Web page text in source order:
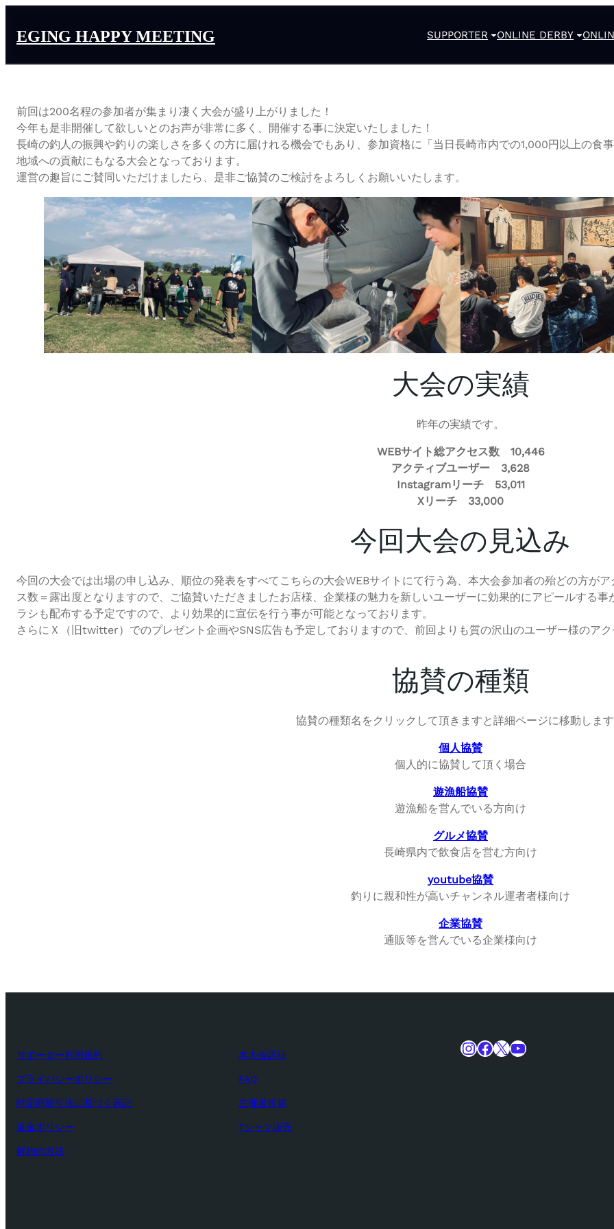
EGING HAPPY MEETING SUPPORTER ONLINE DERBY
前回は200名程の参加者が集まり凄く大会が盛り上がりました！
今年も是非開催して欲しいとのお声が非常に多く、開催する事に決定いたしました！
長崎の釣人の振興や釣りの楽しさを多くの方に届けれる機会でもあり、参加資格に「当日長崎市内での1,000円以上の食
地域への貢献にもなる大会となっております。
運営の趣旨にご賛同いただけましたら、是非ご協賛のご検討をよろしくお願いいたします。
大会の実績
昨年の実績です。
WEBサイト総アクセス数 10,446
アクティブユーザー 3,628
Instagramリーチ 53,011
Xリーチ 33,000
今回大会の見込み
今回の大会では出場の申し込み、順位の発表をすべてこちらの大会WEBサイトにて行う為、本大会参加者の殆どの方が
ス数＝露出度となりますので、ご協賛いただきましたお店様、企業様の魅力を新しいユーザーに効果的にアピールする
ラシも配布する予定ですので、より効果的に宣伝を行う事が可能となっております。
さらにＸ（旧twitter）でのプレゼント企画やSNS広告も予定しておりますので、前回よりも質の沢山のユーザー様のアク
協賛の種類
協賛の種類名をクリックして頂きますと詳細ページに移動します
個人協賛
個人的に協賛して頂く場合
遊漁船協賛
遊漁船を営んでいる方向け
グルメ協賛
長崎県内で飲食店を営む方向け
youtube協賛
釣りに親和性が高いチャンネル運者者様向け
企業協賛
通販等を営んでいる企業様向け
サポーター利用規約
プライバシーポリシー
特定商取引法に基づく表記
返金ポリシー
解約の方法
本大会詳細
FAQ
主催者挨拶
Tシャツ販売
InstagramFacebook X YouTube